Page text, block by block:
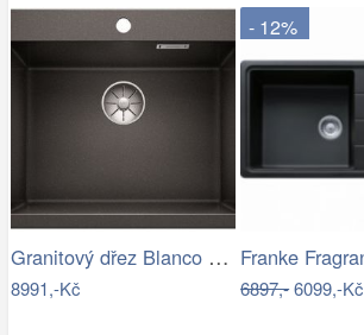
Granitový dřez Blanco PLEON 6 InFino…
8991,-Kč
- 12%
6897,-6099,-Kč